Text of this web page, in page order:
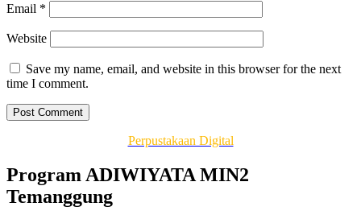
Email *
Website
Save my name, email, and website in this browser for the next
time I comment.
Perpustakaan Digital
Program ADIWIYATA MIN2
Temanggung